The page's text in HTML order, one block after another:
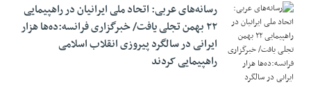
رسانه‌های عربی: اتحاد ملی ایرانیان در راهپیمایی
۲۲ بهمن تجلی یافت/ خبرگزاری فرانسه:ده‌ها هزار
ایرانی در سالگرد پیروزی انقلاب اسلامی
راهپیمایی کردند